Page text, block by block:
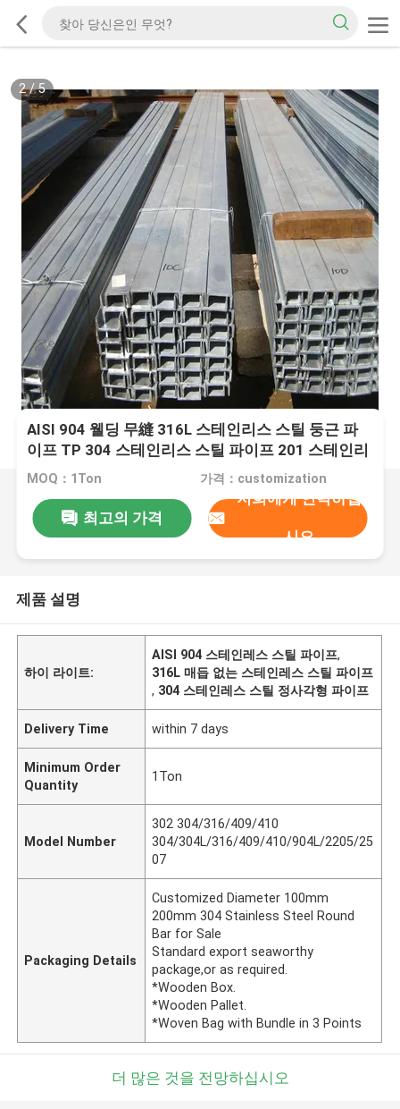
2/5
AISI 904 웰딩 무縫 316L 스테인리스 스틸 둥근 파
이프 TP 304 스테인리스 스틸 파이프 201 스테인리
스 스틸 정면 튜브
MOQ：1Ton 가격：customization
최고의 가격
저희에게 연락하십
시오
제품 설명
하이 라이트:
AISI 904 스테인레스 스틸 파이프,
316L 매듭 없는 스테인레스 스틸 파이프
, 304 스테인레스 스틸 정사각형 파이프
Delivery Time within 7 days
Minimum Order
Quantity
1Ton
Model Number
302 304/316/409/410
304/304L/316/409/410/904L/2205/25
07
Packaging Details
Customized Diameter 100mm
200mm 304 Stainless Steel Round
Bar for Sale
Standard export seaworthy
package,or as required.
*Wooden Box.
*Wooden Pallet.
*Woven Bag with Bundle in 3 Points
더 많은 것을 전망하십시오